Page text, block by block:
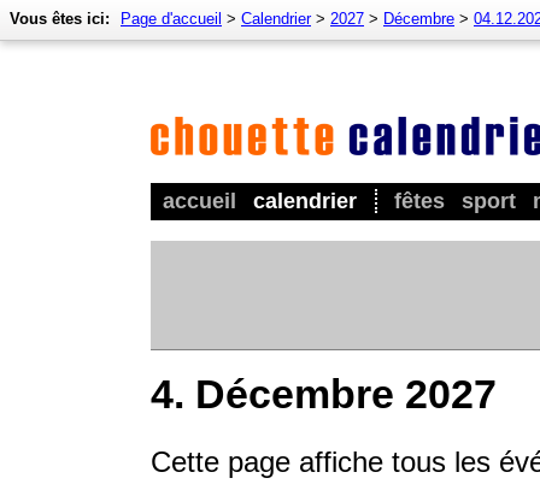
accueil calendrier fêtes sport
Vous êtes ici: Page d'accueil > Calendrier> 2027 > Décembre >
4. Décembre 2027
Cette page affiche tous les